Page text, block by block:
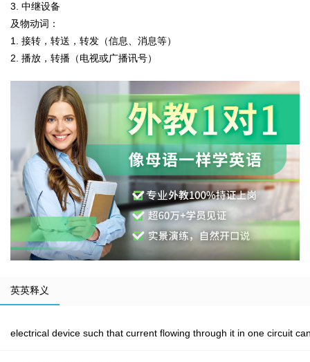
3. 中继设备
及物动词：
1. 接转，转送，转发（信息、消息等）
2. 播放，转播（电视或广播讯号）
英英释义
electrical device such that current flowing through it in one circuit